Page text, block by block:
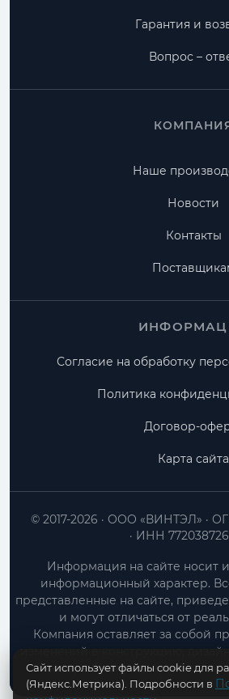
Гарантия и
Вопрос –
Наше
Новости
Контакты
Согласие на обработку
Политика
Договор-
Карта сайта
ООО «ВИНТЭЛ»
ИНН
© 2017-2026
Информация на сайте носит
информационный характер.
представленные на сайте,
и могут отличаться от
Компания оставляет за собой
изменений в конструкцию, дизайн
товара без
Сайт использует файлы cookie для
(Яндекс.Метрика). Подробности в